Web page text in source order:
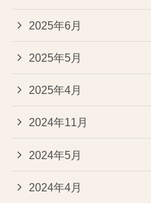
2025年6月
2025年5月
2025年4月
2024年11月
2024年5月
2024年4月